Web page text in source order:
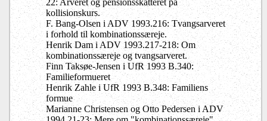
22: Arveret og pensionsskatteret på
kollisionskurs.
F. Bang-Olsen i ADV 1993.216: Tvangsarveret
i forhold til kombinationssæreje.
Henrik Dam i ADV 1993.217-218: Om
kombinationssæreje og tvangsarveret.
Finn Taksøe-Jensen i UfR 1993 B.340:
Familieformueret
Henrik Zahle i UfR 1993 B.348: Familiens
formue
Marianne Christensen og Otto Pedersen i ADV